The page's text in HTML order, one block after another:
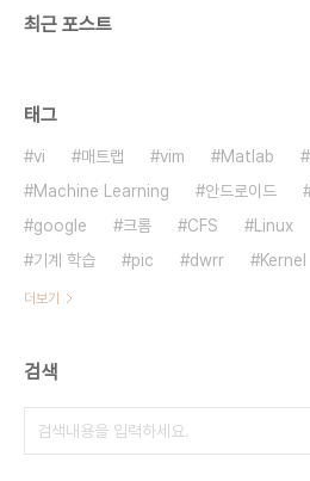
최근 포스트
태그
vi 매트랩 vim Matlab
Machine Learning
안드로이드
google
크롬 CFS Linux
기계 학습
pic dwrr Kernel
더보기
검색